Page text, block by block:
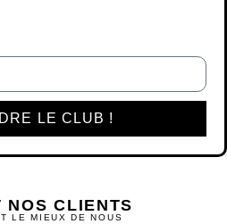
LE CLUB !
NOS CLIENTS
LE MIEUX DE NOUS